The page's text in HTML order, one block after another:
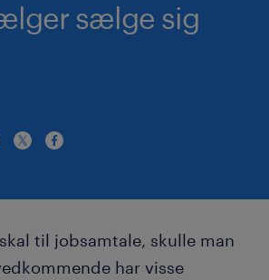
sælge sig
til jobsamtale, skulle man
har visse